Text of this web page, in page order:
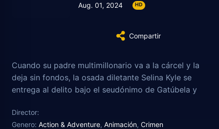
Aug. 01, 2024 HD
Compartir
Cuando su padre multimillonario va a la cárcel y la
deja sin fondos, la osada diletante Selina Kyle se
entrega al delito bajo el seudónimo de Gatúbela y
elabora un plan para poner fin a esa ola delictiva
mientras dos policías renegados intentan que pierda
Director:
Genero: Action & Adventure, Animación, Crimen